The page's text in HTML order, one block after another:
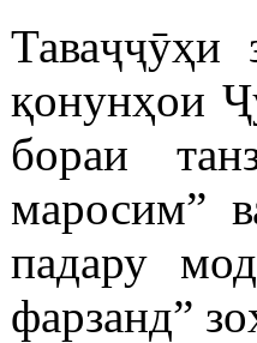
Таваҷҷӯҳи
қонунҳои
бораи
маросим”
падару
фарзанд”